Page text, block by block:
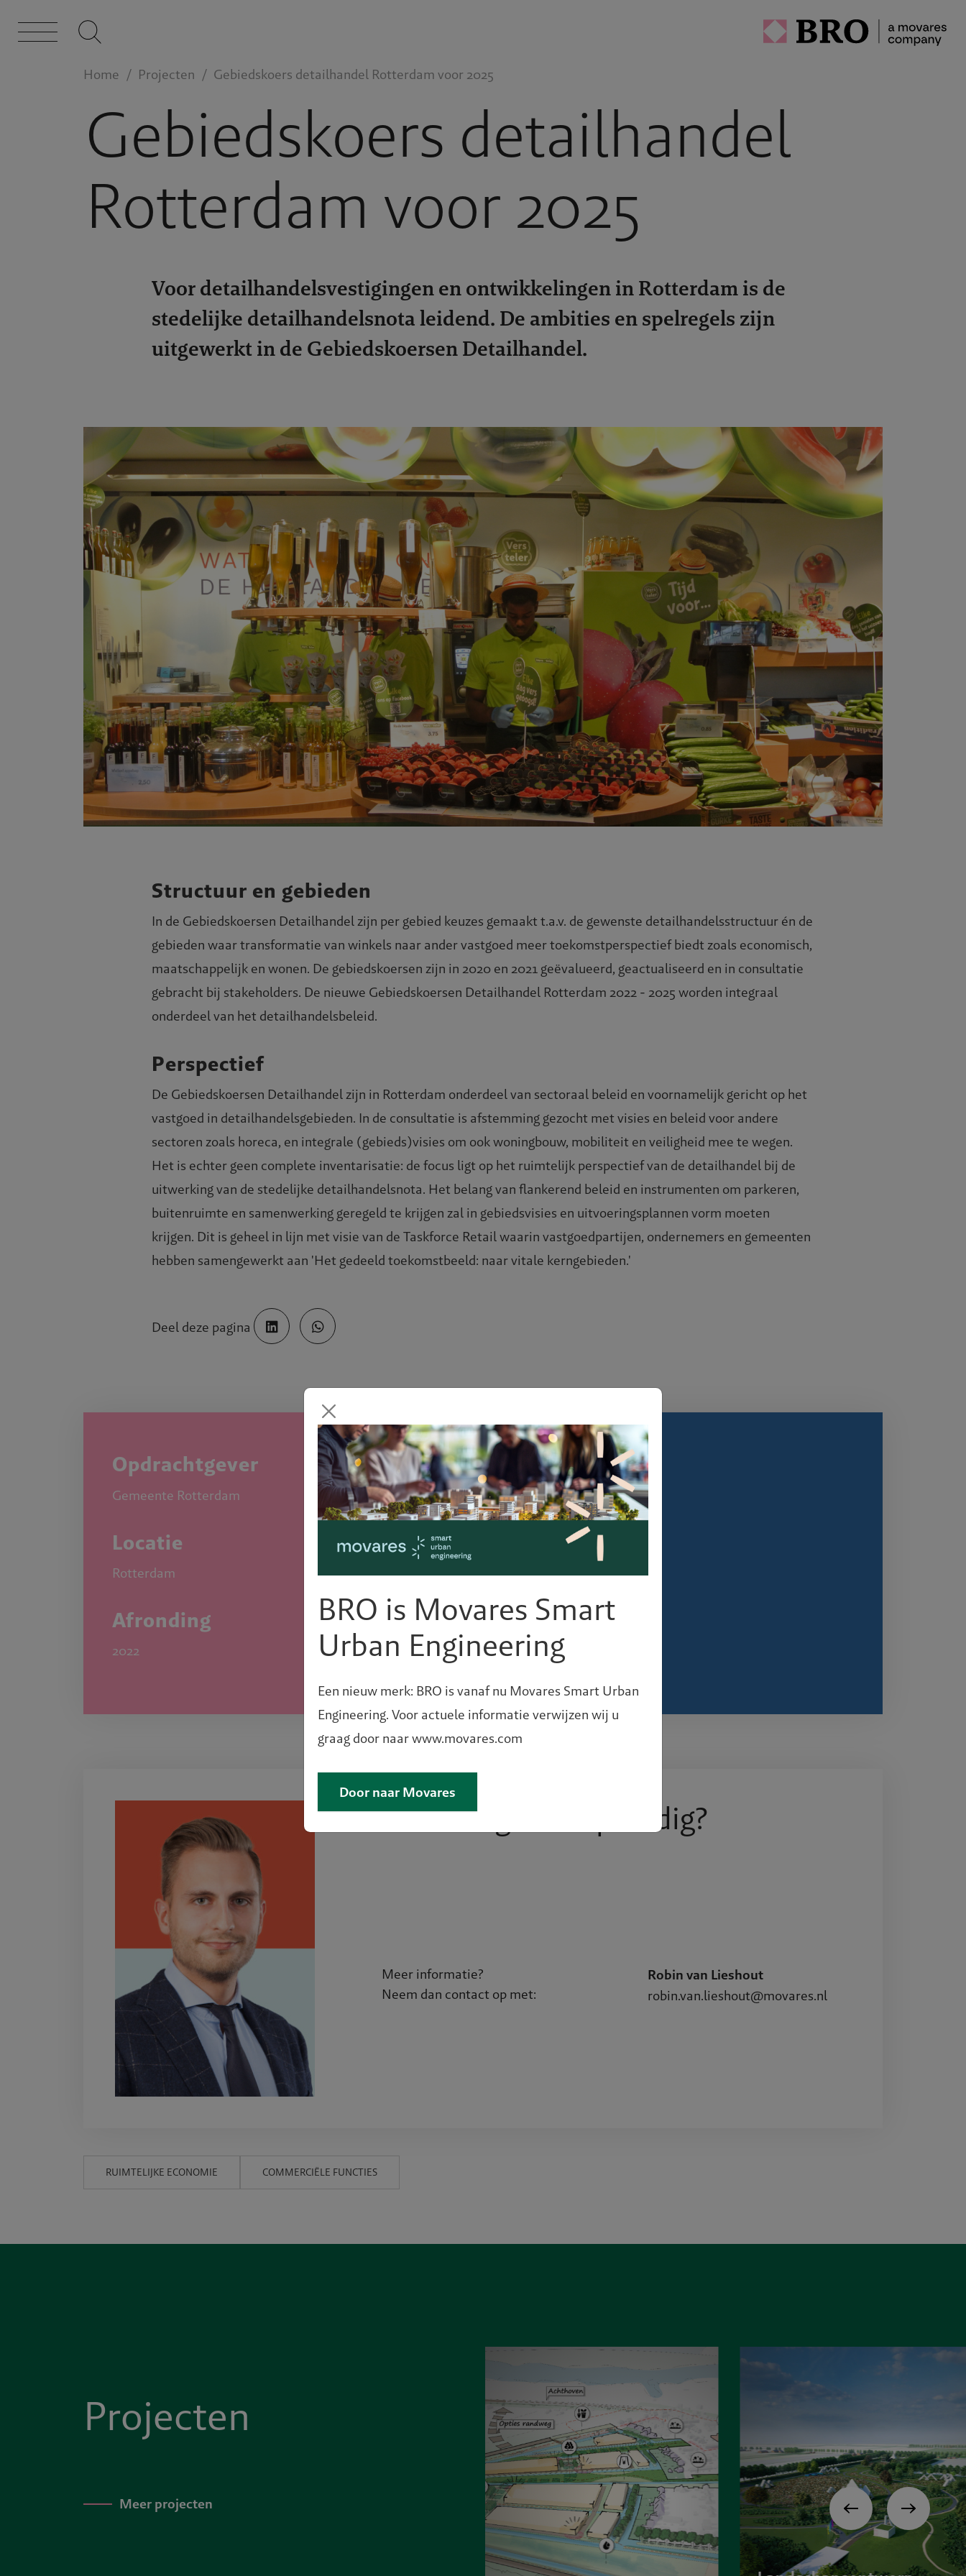
stad
Home Projecten Gebiedskoers detailhandel Rotterdam voor 2025
Gebiedskoers detailhandel
Rotterdam voor 2025
Voor detailhandelsvestigingen en ontwikkelingen in Rotterdam is de
stedelijke detailhandelsnota leidend. De ambities en spelregels zijn
uitgewerkt in de Gebiedskoersen Detailhandel.
Structuur en gebieden
In de Gebiedskoersen Detailhandel zijn per gebied keuzes gemaakt t.a.v. de gewenste detailhandelsstructuur én de
gebieden waar transformatie van winkels naar ander vastgoed meer toekomstperspectief biedt zoals economisch,
maatschappelijk en wonen. De gebiedskoersen zijn in 2020 en 2021 geëvalueerd, geactualiseerd en in consultatie
gebracht bij stakeholders. De nieuwe Gebiedskoersen Detailhandel Rotterdam 2022 - 2025 worden integraal
onderdeel van het detailhandelsbeleid.
Perspectief
De Gebiedskoersen Detailhandel zijn in Rotterdam onderdeel van sectoraal beleid en voornamelijk gericht op het
vastgoed in detailhandelsgebieden. In de consultatie is afstemming gezocht met visies en beleid voor andere
sectoren zoals horeca, en integrale (gebieds)visies om ook woningbouw, mobiliteit en veiligheid mee te wegen.
Het is echter geen complete inventarisatie: de focus ligt op het ruimtelijk perspectief van de detailhandel bij de
uitwerking van de stedelijke detailhandelsnota. Het belang van flankerend beleid en instrumenten om parkeren,
buitenruimte en samenwerking geregeld te krijgen zal in gebiedsvisies en uitvoeringsplannen vorm moeten
krijgen. Dit is geheel in lijn met visie van de Taskforce Retail waarin vastgoedpartijen, ondernemers en gemeenten
hebben samengewerkt aan 'Het gedeeld toekomstbeeld: naar vitale kerngebieden.'
Deel deze pagina
Opdrachtgever
Gemeente Rotterdam
Locatie
Rotterdam
Afronding
2022
Expertises
Centrumadvies
Retailadvies
Een vraag of hulp nodig?
Meer informatie?
Neem dan contact op met:
Robin van Lieshout
robin.van.lieshout@movares.nl
RUIMTELIJKE ECONOMIE COMMERCIËLE FUNCTIES
Projecten
Meer projecten
BRO is Movares Smart
Urban Engineering
Een nieuw merk: BRO is vanaf nu Movares Smart Urban
Engineering. Voor actuele informatie verwijzen wij u
graag door naar www.movares.com
Door naar Movares